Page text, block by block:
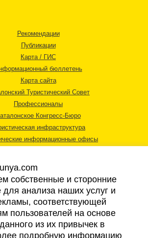
Рекомендации
Публикации
Карта / ГИС
бюллетень
Карта сайта
Туристический Совет
Профессионалы
Конгресс-Бюро
инфраструктура
информационные офисы
Правовая информация
Cookies
собственные и сторонние
анализа наших услуг и
соответствующей
пользователей на основе
из их привычек в
подробную информацию